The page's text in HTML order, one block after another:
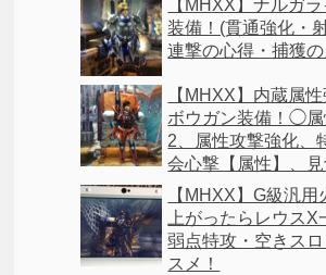
【MHXX】ナルガ
装備！(貫通強化・
連撃の心得・捕獲
【MHXX】内蔵属
ボウガン装備！◯属
2、属性攻撃強化、
会心撃【属性】、見
【MHXX】G級汎
上がったらレウスX
弱点特攻・空きス
スメ！